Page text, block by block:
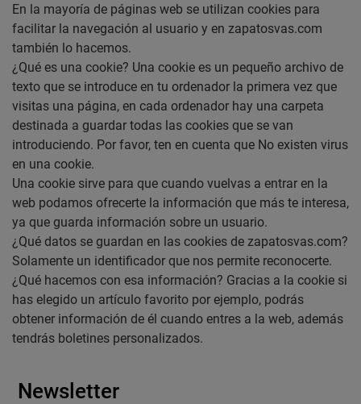
En la mayoría de páginas web se utilizan cookies para
facilitar la navegación al usuario y en zapatosvas.com
también lo hacemos.
¿Qué es una cookie? Una cookie es un pequeño archivo de
texto que se introduce en tu ordenador la primera vez que
visitas una página, en cada ordenador hay una carpeta
destinada a guardar todas las cookies que se van
introduciendo. Por favor, ten en cuenta que No existen virus
en una cookie.
Una cookie sirve para que cuando vuelvas a entrar en la
web podamos ofrecerte la información que más te interesa,
ya que guarda información sobre un usuario.
¿Qué datos se guardan en las cookies de zapatosvas.com?
Solamente un identificador que nos permite reconocerte.
¿Qué hacemos con esa información? Gracias a la cookie si
has elegido un artículo favorito por ejemplo, podrás
obtener información de él cuando entres a la web, además
tendrás boletines personalizados.
Newsletter